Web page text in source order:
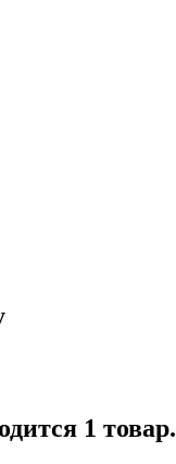
1 товар.